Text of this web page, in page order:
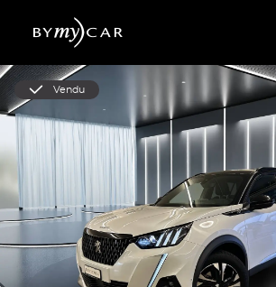
Vendu